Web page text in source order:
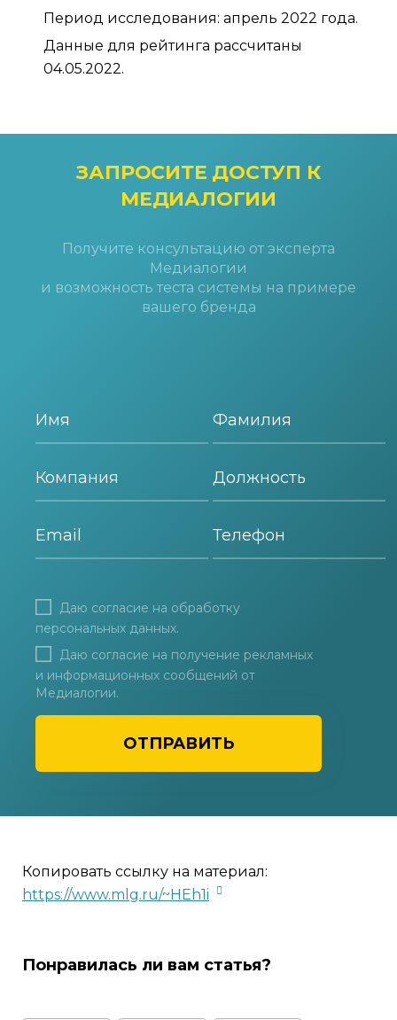
Период исследования: апрель 2022 года.
Данные для рейтинга рассчитаны
04.05.2022.
ЗАПРОСИТЕ ДОСТУП К
МЕДИАЛОГИИ
Получите консультацию от эксперта
Медиалогии
и возможность теста системы на примере
вашего бренда
ОТПРАВИТЬ
Даю согласие на обработку
персональных данных.
Даю согласие на получение рекламных
и информационных сообщений от
Медиалогии.
Копировать ссылку на материал:
https://www.mlg.ru/~HEh1i
Понравилась ли вам статья?